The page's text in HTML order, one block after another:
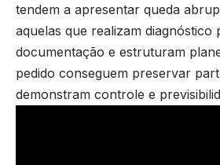
tendem a apresentar queda
aquelas que realizam diagnóstico
documentação e estruturam
pedido conseguem preservar
demonstram controle e